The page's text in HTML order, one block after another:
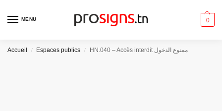
MENU 0
Accueil / Espaces publics / HN.040 – Accès interdit ممنوع الدخول